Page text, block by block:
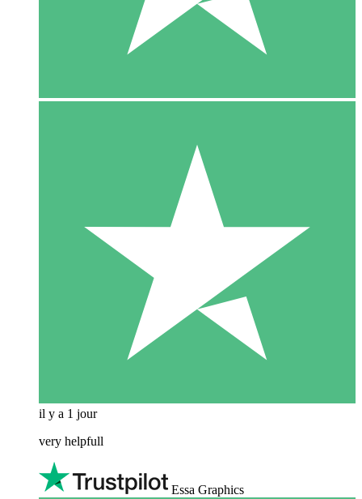
il y a 1 jour
very helpfull
Essa Graphics